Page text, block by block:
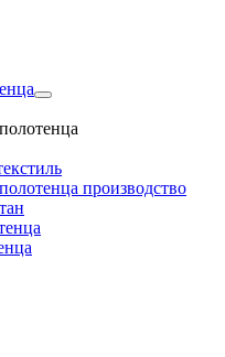
производство